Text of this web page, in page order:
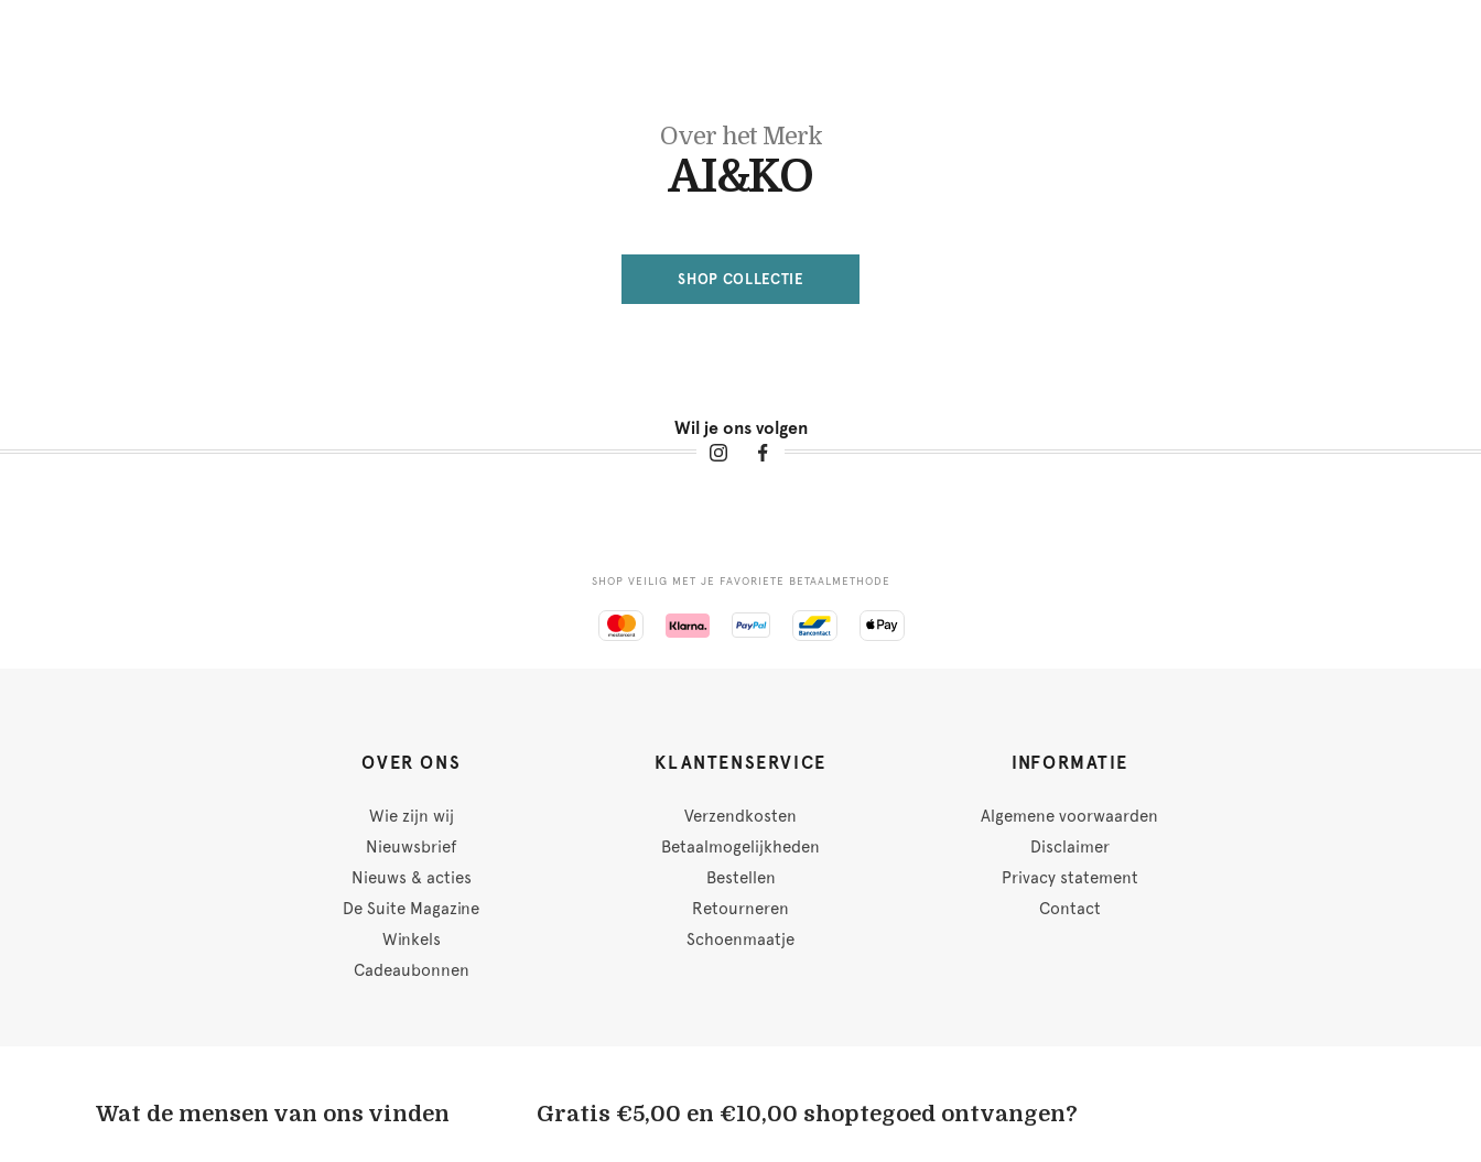
Over het Merk
AI&KO
SHOP COLLECTIE
Wil je ons volgen
SHOP VEILIG MET JE FAVORIETE BETAALMETHODE
OVER ONS
Wie zijn wij
Nieuwsbrief
Nieuws & acties
De Suite Magazine
Winkels
Cadeaubonnen
KLANTENSERVICE
Verzendkosten
Betaalmogelijkheden
Bestellen
Retourneren
Schoenmaatje
INFORMATIE
Algemene voorwaarden
Disclaimer
Privacy statement
Contact
Wat de mensen van ons vinden Gratis €5,00 en €10,00 shoptegoed ontvangen?